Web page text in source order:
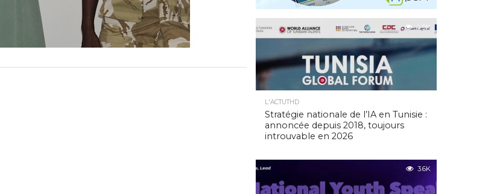
4.9K
L'ACTUTHD
Stratégie nationale de l’IA en Tunisie :
annoncée depuis 2018, toujours
introuvable en 2026
3.6K